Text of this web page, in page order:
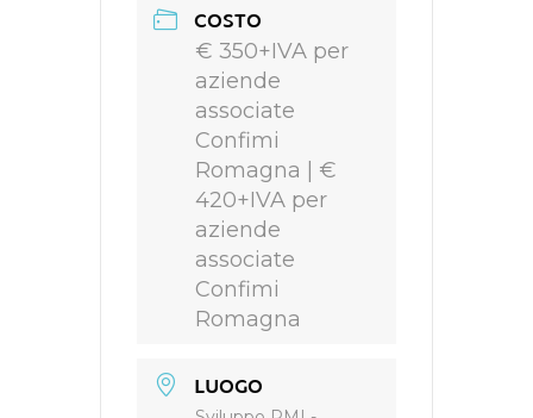
COSTO
€ 350+IVA per
aziende
associate
Confimi
Romagna | €
420+IVA per
aziende
associate
Confimi
Romagna
LUOGO